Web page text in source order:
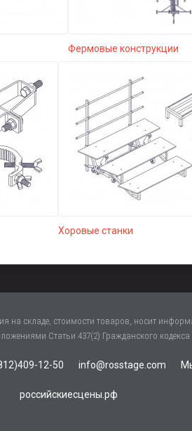
Фермовые конструкции
Хоровые станки
на складе, стоимости товаров, носит
Статьи 437(2) Гражданского кодекса
12-50 info@rosstage.com
российскиесцены.рф